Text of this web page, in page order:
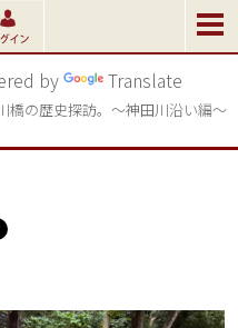
by Translate
橋の歴史探訪。〜神田川沿い編〜